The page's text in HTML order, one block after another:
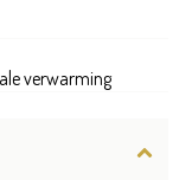
verwarming